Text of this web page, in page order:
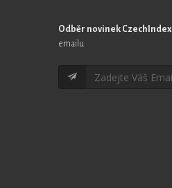
Odběr novinek CzechIndex
emailu